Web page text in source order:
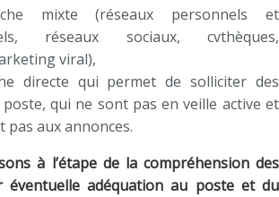
mixte (réseaux personnels et
réseaux sociaux, cvthèques,
viral),
directe qui permet de solliciter des
qui ne sont pas en veille active et
pas aux annonces.
à l’étape de la compréhension des
éventuelle adéquation au poste et du